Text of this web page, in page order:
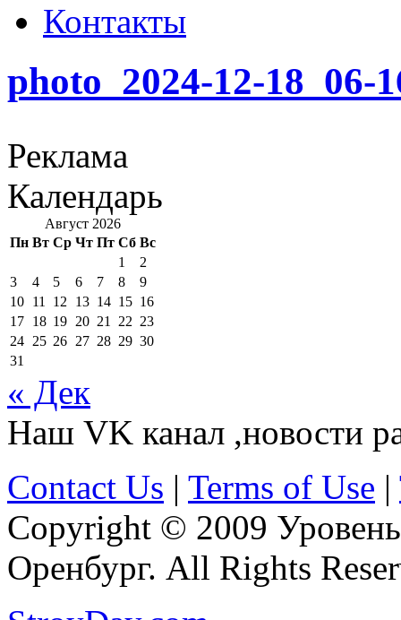
Контакты
photo_2024-12-18_06-
Реклама
Календарь
Август 2026
Пн Вт Ср Чт Пт Сб Вс
1
2
3
4 5 6 7 8
9
10 11 12 13 14 15 16
17 18 19 20 21 22 23
24 25 26 27 28 29 30
31
« Дек
Наш VK канал ,новости
Contact Us | Terms of Use |
Copyright © 2009
Оренбург. All Rights